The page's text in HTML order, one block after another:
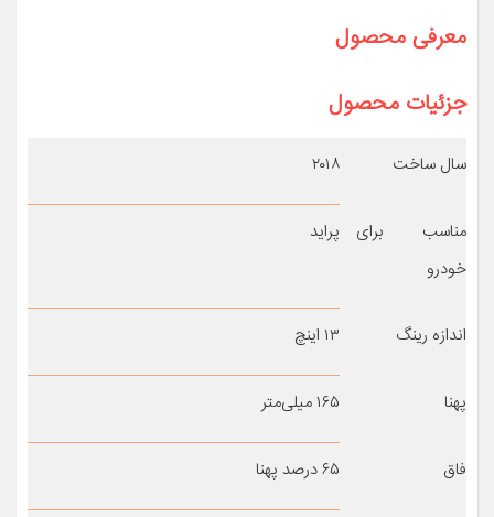
معرفی محصول
جزئیات محصول
سال ساخت ۲۰۱۸
مناسب برای
خودرو
پراید
اندازه رینگ ۱۳ اینچ
پهنا ۱۶۵ میلی‌متر
فاق ۶۵ درصد پهنا